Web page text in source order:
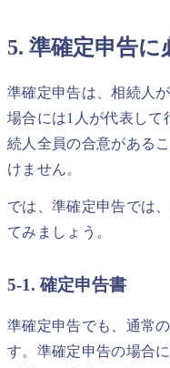
5. 準確定申告に
準確定申告は、相続人
場合には1人が代表して
続人全員の合意がある
けません。
では、準確定申告では
てみましょう。
5-1. 確定申告書
準確定申告でも、通常
す。準確定申告の場合